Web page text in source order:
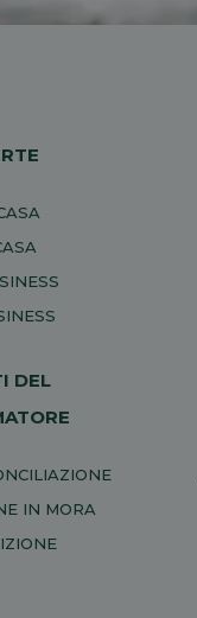
DEL
IN MORA